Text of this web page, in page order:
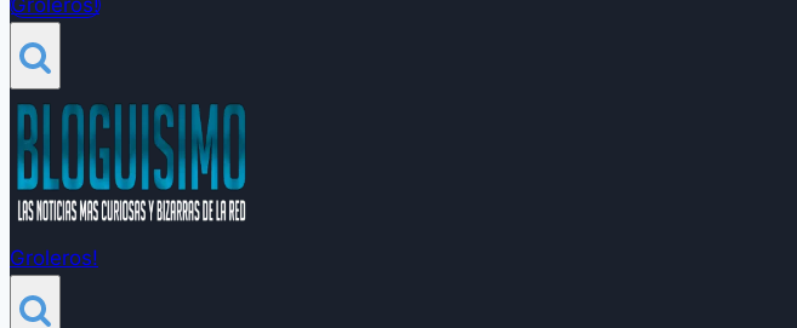
Groleros!
Groleros!